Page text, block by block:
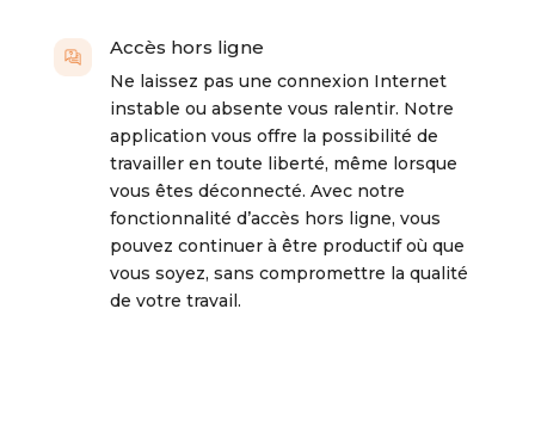
Accès hors ligne
Ne laissez pas une connexion Internet
instable ou absente vous ralentir. Notre
application vous offre la possibilité de
travailler en toute liberté, même lorsque
vous êtes déconnecté. Avec notre
fonctionnalité d’accès hors ligne, vous
pouvez continuer à être productif où que
vous soyez, sans compromettre la qualité
de votre travail.